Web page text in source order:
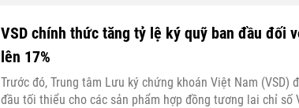
VSD chính thức tăng tỷ lệ ký quỹ ban đầu đối
lên 17%
Trước đó, Trung tâm Lưu ký chứng khoán Việt Nam (VSD)
đầu tối thiểu cho các sản phẩm hợp đồng tương lai chỉ số